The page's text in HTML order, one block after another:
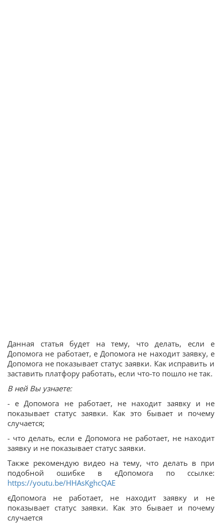
Данная статья будет на тему, что делать, если е
Допомога не работает, е Допомога не находит заявку, е
Допомога не показывает статус заявки. Как исправить и
заставить платфору работать, если что-то пошло не так.
В ней Вы узнаете:
- е Допомога не работает, не находит заявку и не
показывает статус заявки. Как это бывает и почему
случается;
- что делать, если е Допомога не работает, не находит
заявку и не показывает статус заявки.
Также рекомендую видео на тему, что делать в при
подобной ошибке в єДопомога по ссылке:
https://youtu.be/HHAsKghcQAE
єДопомога не работает, не находит заявку и не
показывает статус заявки. Как это бывает и почему
случается